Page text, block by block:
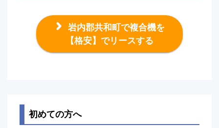
岩内郡共和町で複合機を
【格安】でリースする
初めての方へ